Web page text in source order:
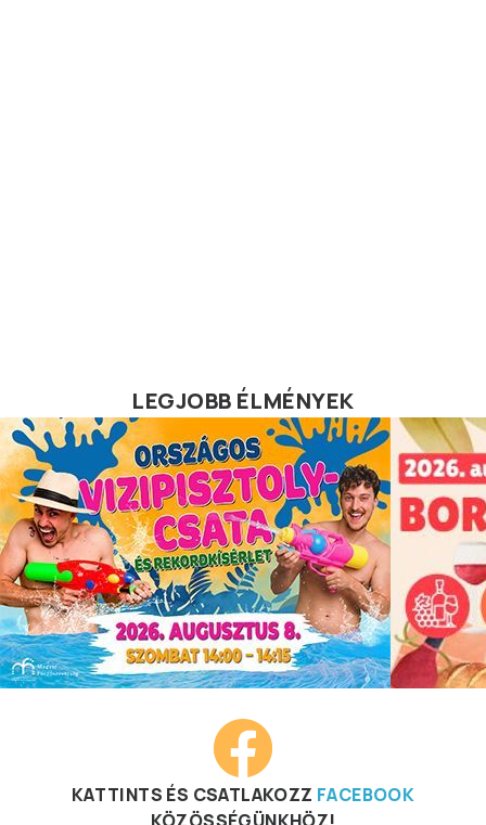
LEGJOBB ÉLMÉNYEK
KATTINTS ÉS CSATLAKOZZ FACEBOOK